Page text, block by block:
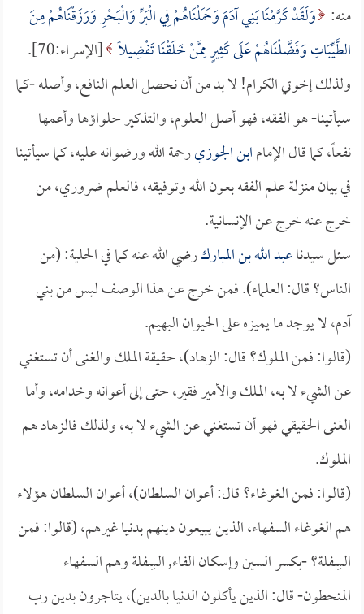
منه: وَلَقَدْ كَرَّمْنَا بَنِي آدَمَ وَحَمَلْنَاهُمْ فِي الْبَرِّ وَالْبَحْرِ وَرَزَقْنَاهُمْ مِنَ
الطَّيِّبَاتِ وَفَضَّلْنَاهُمْ عَلَى كَثِيرٍ مِمَّنْ خَلَقْنَا تَفْضِيلًا [الإسراء:70].
ولذلك إخوتي الكرام! لا بد من أن نحصل العلم النافع، وأصله -كما
سيأتينا- هو الفقه، فهو أصل العلوم، والتذكير حلواؤها وأعمها
نفعاً، كما قال الإمامابن الجوزيرحمة الله ورضوانه عليه، كما سيأتينا
في بيان منزلة علم الفقه بعون الله وتوفيقه، فالعلم ضروري، من
خرج عنه خرج عن الإنسانية.
سئل سيدناعبد الله بن المباركرضي الله عنه كما في الحلية: (من
الناس؟ قال: العلماء). فمن خرج عن هذا الوصف ليس من بني
آدم، لا يوجد ما يميزه على الحيوان البهيم.
(قالوا: فمن الملوك؟ قال: الزهاد)، حقيقة الملك والغنى أن تستغني
عن الشيء لا به، الملك والأمير فقير، حتى إلى أعوانه وخدامه، وأما
الغنى الحقيقي فهو أن تستغني عن الشيء لا به، ولذلك فالزهاد هم
الملوك.
(قالوا: فمن الغوغاء؟ قال: أعوان السلطان)، أعوان السلطان هؤلاء
هم الغوغاء السفهاء، الذين يبيعون دينهم بدنيا غيرهم، (قالوا: فمن
السِفلة؟ -بكسر السين وإسكان الفاء, السِفلة وهم السفهاء
المنحطون- قال: الذين يأكلون الدنيا بالدين)، يتاجرون بدين رب